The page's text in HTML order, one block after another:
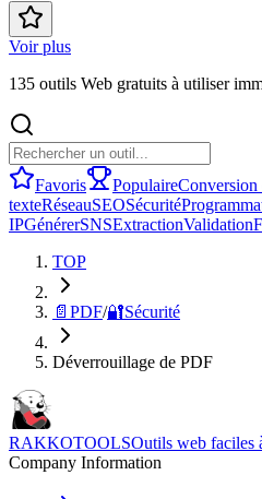
Voir plus
135 outils Web gratuits à utiliser
Favoris PopulaireConversion
texteRéseauSEOSécurité
IPGénérerSNSExtractionValidation
TOP
📄 PDF/🔐Sécurité
Déverrouillage de PDF
RAKKOTOOLSOutils web faciles
Company Information